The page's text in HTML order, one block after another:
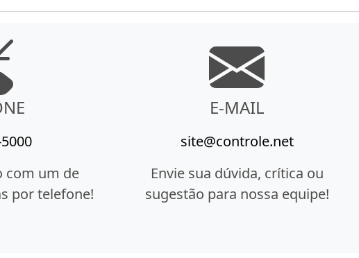
com um de
por telefone!
E-MAIL
site@controle.net
Envie sua dúvida, crítica ou
sugestão para nossa equipe!